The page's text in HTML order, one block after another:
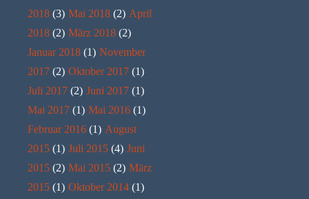
2018 (3) Mai 2018 (2) April
2018 (2) März 2018 (2)
Januar 2018 (1) November
2017 (2) Oktober 2017 (1)
Juli 2017 (2) Juni 2017 (1)
Mai 2017 (1) Mai 2016 (1)
Februar 2016 (1) August
2015 (1) Juli 2015 (4) Juni
2015 (2) Mai 2015 (2) März
2015 (1) Oktober 2014 (1)